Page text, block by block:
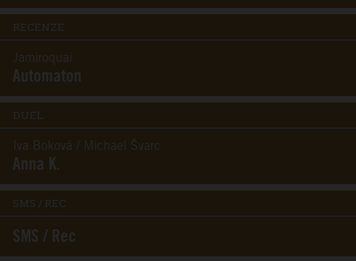
RECENZE
Jamiroquai
Automaton
DUEL
Iva Boková / Michael Švarc
Anna K.
SMS / REC
SMS / Rec